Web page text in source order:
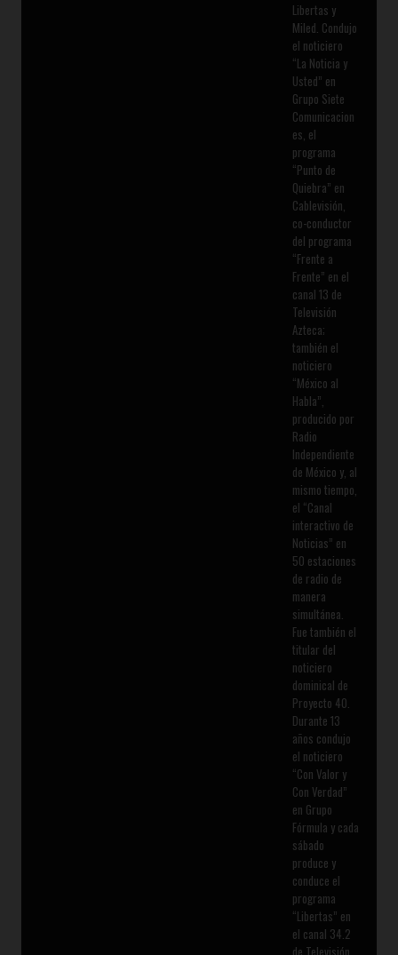
Libertas y
Miled. Condujo
el noticiero
“La Noticia y
Usted” en
Grupo Siete
Comunicacion
es, el
programa
“Punto de
Quiebra” en
Cablevisión,
co-conductor
del programa
“Frente a
Frente” en el
canal 13 de
Televisión
Azteca;
también el
noticiero
“México al
Habla”,
producido por
Radio
Independiente
de México y, al
mismo tiempo,
el “Canal
interactivo de
Noticias” en
50 estaciones
de radio de
manera
simultánea.
Fue también el
titular del
noticiero
dominical de
Proyecto 40.
Durante 13
años condujo
el noticiero
“Con Valor y
Con Verdad”
en Grupo
Fórmula y cada
sábado
produce y
conduce el
programa
“Libertas” en
el canal 34.2
de Televisión